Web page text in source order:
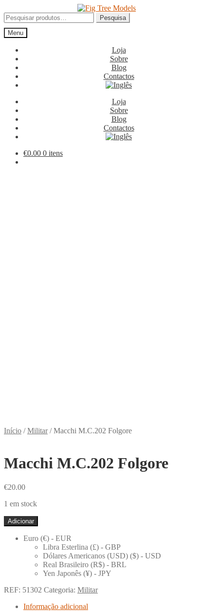
para
a
navegação
para
o
conteúdo
Pesquisar
por:
Pesquisa
Menu
Loja
Sobre
Blog
Contactos
Loja
Sobre
Blog
Contactos
€0.00 0 itens
Início /Militar/Macchi M.C.202 Folgore
Macchi M.C.202 Folgore
€20.00
1 em stock
Quantidade
de
Macchi
Adicionar
Euro (€) - EUR
Libra Esterlina (£) - GBP
Dólares Americanos (USD) ($) - USD
Real Brasileiro (R$) - BRL
Yen Japonês (¥) - JPY
REF: 51302 Categoria: Militar
Informação adicional